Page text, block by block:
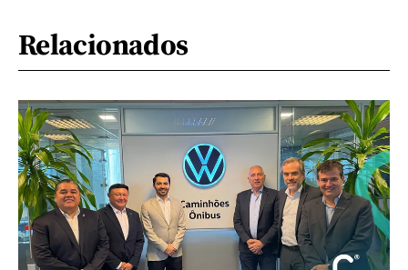
Relacionados